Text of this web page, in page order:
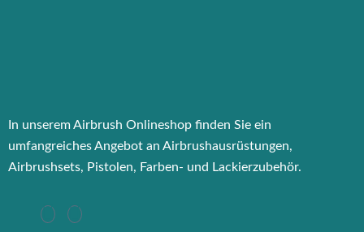
In unserem Airbrush Onlineshop finden Sie ein
umfangreiches Angebot an Airbrushausrüstungen,
Airbrushsets, Pistolen, Farben- und Lackierzubehör.